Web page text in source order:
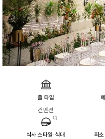
홀 타입
컨벤션
식사 스타일·식대 최소